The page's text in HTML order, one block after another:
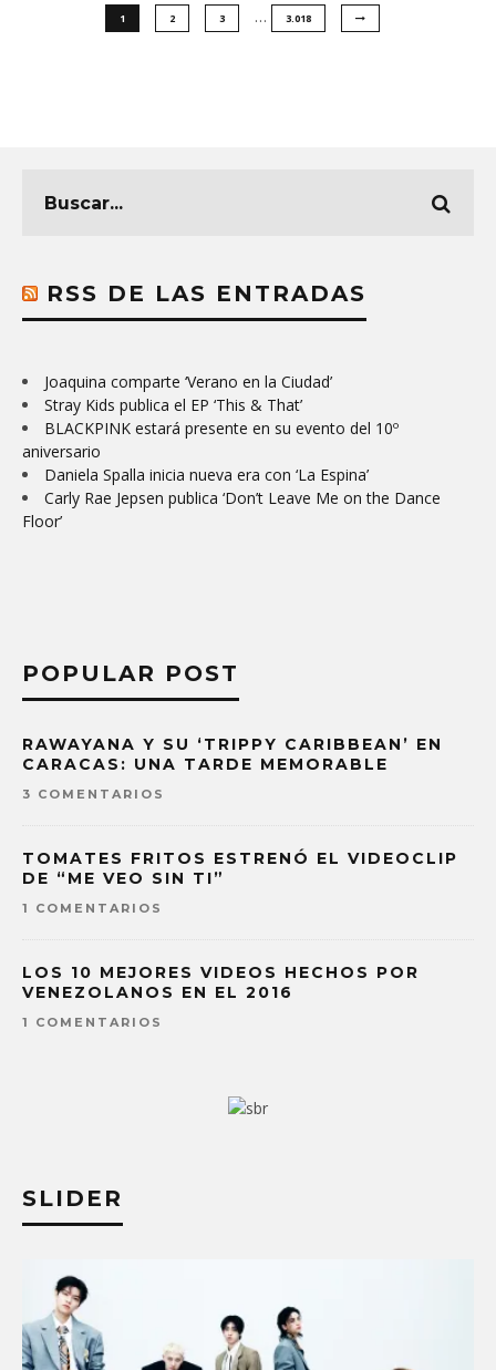
1 2 3 … 3.018
RSS DE LAS ENTRADAS
Joaquina comparte ‘Verano en la Ciudad’
Stray Kids publica el EP ‘This & That’
BLACKPINK estará presente en su evento del 10º
aniversario
Daniela Spalla inicia nueva era con ‘La Espina’
Carly Rae Jepsen publica ‘Don’t Leave Me on the Dance
Floor’
POPULAR POST
RAWAYANA Y SU ‘TRIPPY CARIBBEAN’ EN
CARACAS: UNA TARDE MEMORABLE
3 COMENTARIOS
TOMATES FRITOS ESTRENÓ EL VIDEOCLIP
DE “ME VEO SIN TI”
1 COMENTARIOS
LOS 10 MEJORES VIDEOS HECHOS POR
VENEZOLANOS EN EL 2016
1 COMENTARIOS
SLIDER